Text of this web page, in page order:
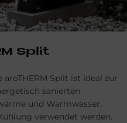
Split
Split ist ideal zur
sanierten
und Warmwasser,
verwendet werden.